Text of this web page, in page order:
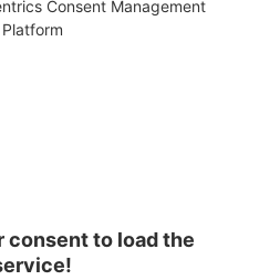
Consent Management
Platform
consent to load the